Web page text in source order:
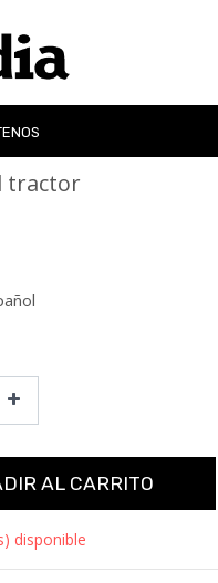
tractor
AL CARRITO
disponible